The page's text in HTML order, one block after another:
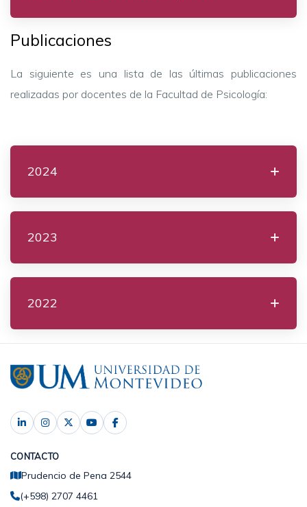
Publicaciones
La siguiente es una lista de las últimas publicaciones
realizadas por docentes de la Facultad de Psicología:
2024
2023
2022
CONTACTO
Prudencio de Pena 2544
(+598) 2707 4461